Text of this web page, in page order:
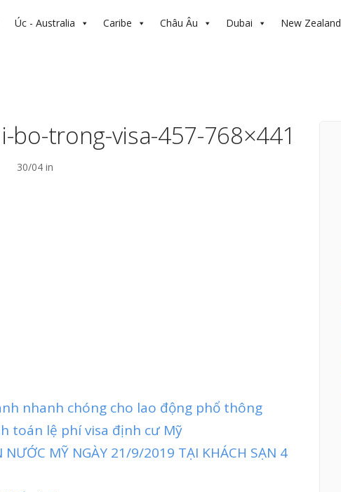
Úc - Australia Caribe Châu Âu Dubai New Zealand
bo-trong-visa-457-768×441
30/04 in
nhanh chóng cho lao động phổ thông
toán lệ phí visa định cư Mỹ
MỸ NGÀY 21/9/2019 TẠI KHÁCH SẠN 4